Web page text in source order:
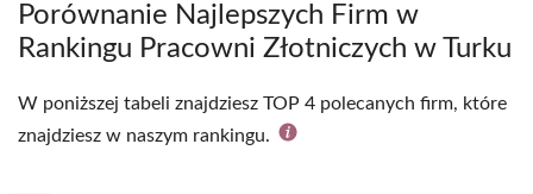
Porównanie Najlepszych Firm w
Rankingu Pracowni Złotniczych w Turku
W poniższej tabeli znajdziesz TOP 4 polecanych firm, które
znajdziesz w naszym rankingu.